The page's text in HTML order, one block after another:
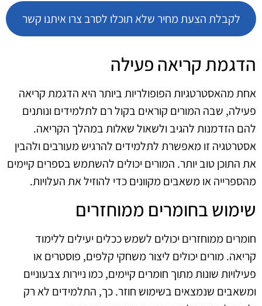
לקבלת הצעת מחיר שלא תוכלו לסרב צרו איתנו קשר
הדגמת קריאה פעילה
אחת מהאסטרטגיות הפופולריות ביותר היא הדגמת קריאה
פעילה, שבה המורים קוראים בקול רם לתלמידים ונותנים
להם הזדמנות להגיב ולשאול שאלות במהלך הקריאה.
אסטרטגיה זו מאפשרת לתלמידים להרגיש מעורבים ולהבין
את התוכן טוב יותר. המורים יכולים להשתמש בספרים קיימים
מהספרייה או משאבים מקוונים כדי להוזיל את העלויות.
שימוש בחומרים ממוחזרים
חומרים ממוחזרים יכולים לשמש ככלים יעילים ללימוד
קריאה. מורים יכולים ליצור משחקי קלפים, פוסטרים או
פעילויות שונות מתוך חומרים קיימים, כמו ניירות צבעוניים
ומשאבים שנמצאים בשימוש חוזר. כך, התלמידים לא רק